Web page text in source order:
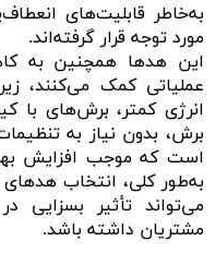
به‌خاطر قابلیت‌های
مورد توجه قرار گرفته‌اند.
این هدها همچنین به
عملیاتی کمک می‌کنند،
انرژی کمتر، برش‌های با
برش، بدون نیاز به
است که موجب افزایش
می‌تواند تأثیر بسزایی
مشتریان داشته باشد.